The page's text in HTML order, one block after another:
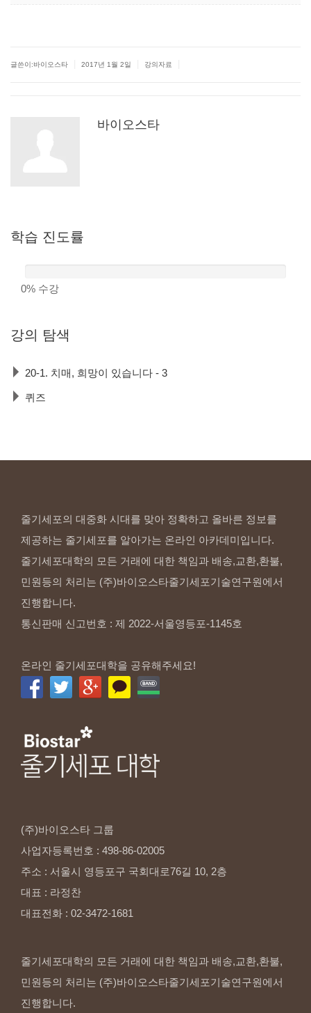
글쓴이:바이오스타 2017년 1월 2일 강의자료
바이오스타
학습 진도률
0% 수강
강의 탐색
20-1. 치매, 희망이 있습니다 - 3
퀴즈
줄기세포의 대중화 시대를 맞아 정확하고 올바른 정보를
제공하는 줄기세포를 알아가는 온라인 아카데미입니다.
줄기세포대학의 모든 거래에 대한 책임과 배송,교환,환불,
민원등의 처리는 (주)바이오스타줄기세포기술연구원에서
진행합니다.
통신판매 신고번호 : 제 2022-서울영등포-1145호
온라인 줄기세포대학을 공유해주세요!
(주)바이오스타 그룹
사업자등록번호 : 498-86-02005
주소 : 서울시 영등포구 국회대로76길 10, 2층
대표 : 라정찬
대표전화 : 02-3472-1681
줄기세포대학의 모든 거래에 대한 책임과 배송,교환,환불,
민원등의 처리는 (주)바이오스타줄기세포기술연구원에서
진행합니다.